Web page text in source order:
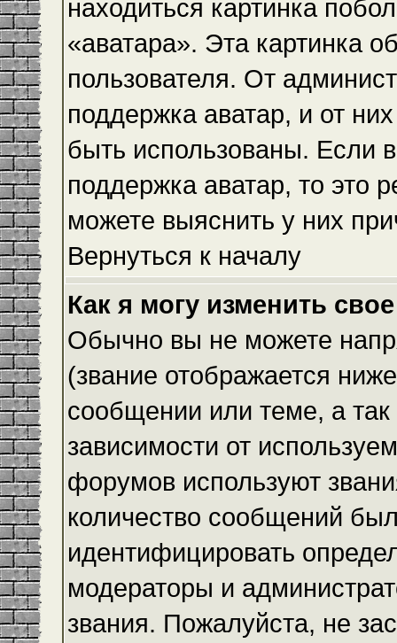
находиться картинка
«аватара». Эта картинка
пользователя. От
поддержка аватар, и от
быть использованы. Если
поддержка аватар, то это
можете выяснить у них
Вернуться к началу
Как я могу изменить
Обычно вы не можете
(звание отображается
сообщении или теме, а
зависимости от
форумов используют
количество сообщений
идентифицировать
модераторы и
звания. Пожалуйста, не